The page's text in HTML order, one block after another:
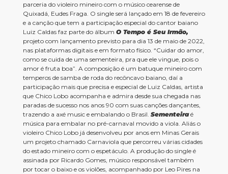
parceria do violeiro mineiro com o músico cearense de
Quixadá, Eudes Fraga. O single será lançado em 18 de fevereiro
e a canção que tem a participação especial do cantor baiano
Luiz Caldas faz parte do álbum O Tempo é Seu Irmão,
projeto com lançamento previsto para dia 13 de maio de 2022,
nas plataformas digitais e em formato físico. “Cuidar do amor,
como se cuida de uma sementeira, pra que ele vingue, pois o
amor é fruta boa”. A composição é um batuque mineiro com
temperos de samba de roda do recôncavo baiano, daí a
participação mais que precisa e especial de Luiz Caldas, artista
que Chico Lobo acompanha e admira desde sua chegada nas
paradas de sucesso nos anos 90 com suas canções dançantes,
trazendo a axé music e embalando o Brasil. Sementeiraé
música para embalar no pré-carnaval movido a viola. Aliás o
violeiro Chico Lobo já desenvolveu por anos em Minas Gerais
um projeto chamado Carnaviola que percorreu várias cidades
do estado mineiro com o espetáculo. A produção do single é
assinada por Ricardo Gomes, músico responsável também
por tocar o baixo e os violões, acompanhado por Leo Pires na